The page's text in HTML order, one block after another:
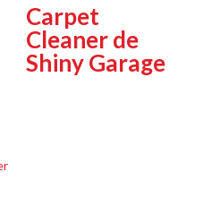
Carpet
Cleaner de
Shiny Garage